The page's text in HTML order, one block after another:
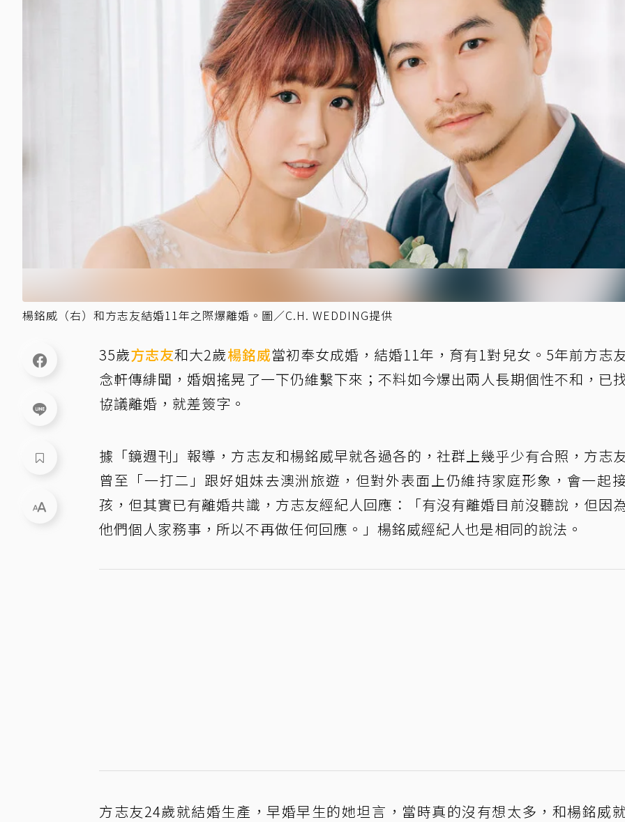
楊銘威（右）和方志友結婚11年之際爆離婚。圖／C.H. WEDDING提供
35歲方志友和大2歲楊銘威當初奉女成婚，結婚11年，育有1對兒女。5年前方志
念軒傳緋聞，婚姻搖晃了一下仍維繫下來；不料如今爆出兩人長期個性不和，已
協議離婚，就差簽字。
據「鏡週刊」報導，方志友和楊銘威早就各過各的，社群上幾乎少有合照，方志
曾至「一打二」跟好姐妹去澳洲旅遊，但對外表面上仍維持家庭形象，會一起
孩，但其實已有離婚共識，方志友經紀人回應：「有沒有離婚目前沒聽說，但因
他們個人家務事，所以不再做任何回應。」楊銘威經紀人也是相同的說法。
方志友24歲就結婚生產，早婚早生的她坦言，當時真的沒有想太多，和楊銘威